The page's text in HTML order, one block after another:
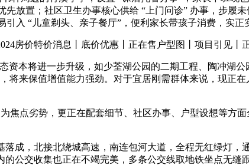
先放置；社区卫生办事核心供给 “上门问诊” 办事，步
入 “儿童剃头、亲子餐厅”，便利家长带孩子消费，实正
价特价消息丨底价优惠丨正在售户型图丨项目引见丨
本将进一步升级，如少荃湖公园的二期工程、陶冲湖
将来保值增值能力强劲。对于宜居刚需群体来说，现正
点劣势，更正在配套细节、社区办事、户型设想等方面
，北接北绕城高速，南连包河大道，全程无红绿灯，
公交收集也正在不竭完美，多条公交线取地铁坐点无缝